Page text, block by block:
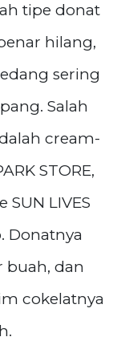
tipe donat
hilang,
sering
Salah
cream-
STORE,
LIVES
Donatnya
buah, dan
cokelatnya